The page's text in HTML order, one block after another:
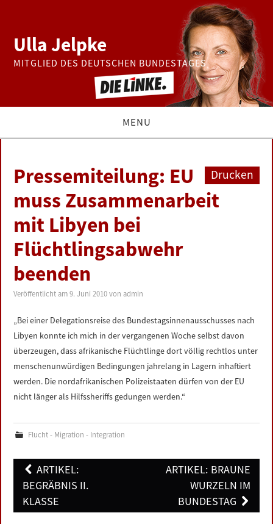
Ulla Jelpke
MITGLIED DES DEUTSCHEN BUNDESTAGES
MENU
BUNDESTAG
PRESSE
ZUR PERSON
LINKS
DATENSCHUTZERKLÄRUNG
IMPRESSUM
Drucken
Pressemiteilung: EU
muss Zusammenarbeit
mit Libyen bei
Flüchtlingsabwehr
beenden
Veröffentlicht am9. Juni 2010 vonadmin
„Bei einer Delegationsreise des Bundestagsinnenausschusses nach
Libyen konnte ich mich in der vergangenen Woche selbst davon
überzeugen, dass afrikanische Flüchtlinge dort völlig rechtlos unter
menschenunwürdigen Bedingungen jahrelang in Lagern inhaftiert
werden. Die nordafrikanischen Polizeistaaten dürfen von der EU
nicht länger als Hilfssheriffs gedungen werden.“
Flucht - Migration - Integration
Post
navigation
ARTIKEL:
BEGRÄBNIS II.
KLASSE
ARTIKEL: BRAUNE
WURZELN IM
BUNDESTAG